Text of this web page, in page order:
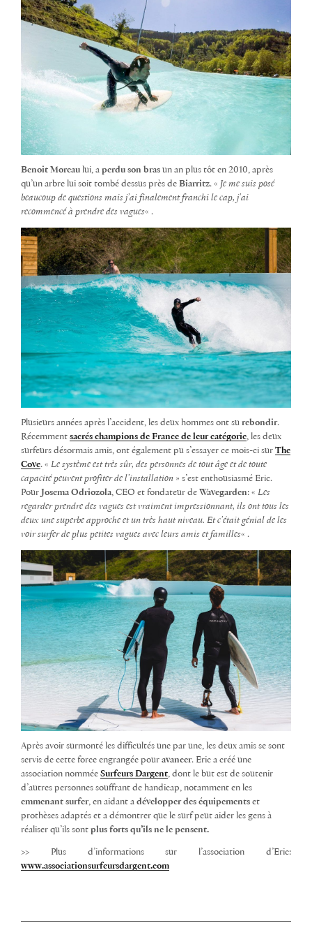
Benoit Moreau lui, a perdu son bras un an plus tôt en 2010, après
qu’un arbre lui soit tombé dessus près de Biarritz. « Je me suis posé
beaucoup de questions mais j’ai finalement franchi le cap, j’ai
recommencé à prendre des vagues« .
Plusieurs années après l’accident, les deux hommes ont su rebondir.
Récemment sacrés champions de France de leur catégorie, les deux
surfeurs désormais amis, ont également pu s’essayer ce mois-ci sur The
Cove. « Le système est très sûr, des personnes de tout âge et de toute
capacité peuvent profiter de l’installation » s’est enthousiasmé Eric.
Pour
Josema Odriozola, CEO et fondateur de Wavegarden: « Les
regarder prendre des vagues est vraiment impressionnant, ils ont tous les
deux une superbe approche et un très haut niveau. Et c’était génial de les
voir surfer de plus petites vagues avec leurs amis et familles« .
Après avoir surmonté les difficultés une par une, les deux amis se sont
servis de cette force engrangée pour avancer. Eric a créé une
association nommée Surfeurs Dargent, dont le but est de soutenir
d’autres personnes souffrant de handicap, notamment en les
emmenant surfer, en aidant a développer des équipements et
prothèses adaptés et a démontrer que le surf peut aider les gens à
réaliser qu’ils sont plus forts qu’ils ne le pensent.
>> Plus d’informations sur l’association d’Eric:
www.associationsurfeursdargent.com